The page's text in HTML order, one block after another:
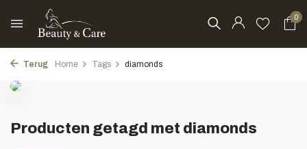
0
Terug Home Tags diamonds
Producten getagd met diamonds